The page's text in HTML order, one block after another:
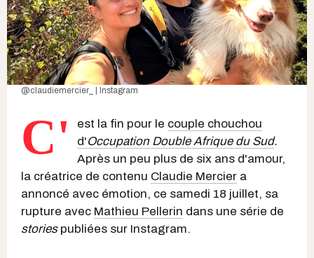
@claudiemercier_ | Instagram
C' est la fin pour le couple chouchou
d'Occupation Double Afrique du Sud.
Après un peu plus de six ans d'amour,
la créatrice de contenu Claudie Mercier a
annoncé avec émotion, ce samedi 18 juillet, sa
rupture avec Mathieu Pellerin dans une série de
storiespubliées sur Instagram.